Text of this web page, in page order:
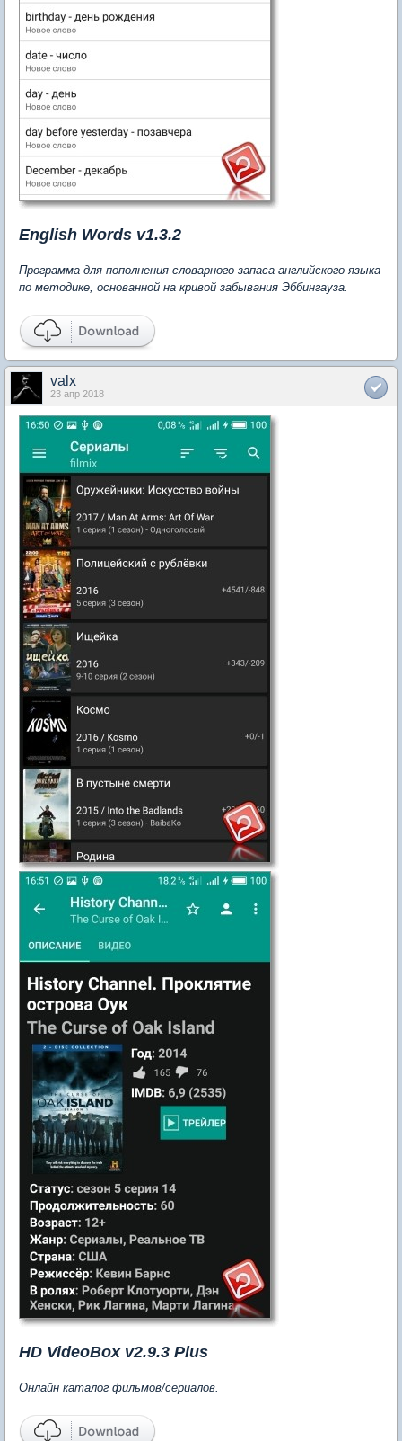
English Words v1.3.2
Программа для пополнения словарного запаса английского языка
по методике, основанной на кривой забывания Эббингауза.
valx
23 апр 2018
HD VideoBox v2.9.3 Plus
Онлайн каталог фильмов/сериалов.